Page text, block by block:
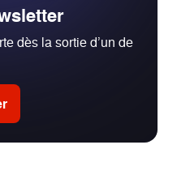
dès la sortie d’un de